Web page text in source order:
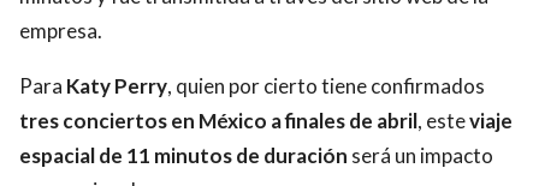
empresa.
Para Katy Perry, quien por cierto tiene confirmados
tres conciertos en México a finales de abril, esteviaje
espacial de 11 minutos de duración será un impacto